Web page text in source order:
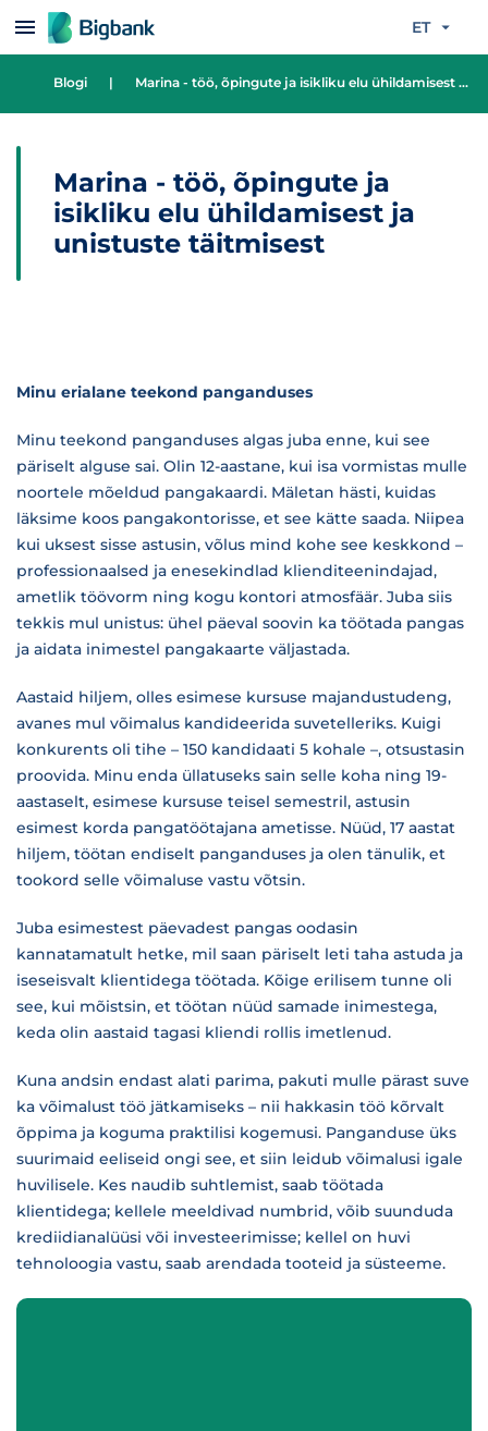
Liigu edasi põhisisu juurde ET
Blogi | Marina - töö, õpingute ja isikliku elu ühildamisest ja unistuste täitmisest
Marina - töö, õpingute ja
isikliku elu ühildamisest ja
unistuste täitmisest
Minu erialane teekond panganduses
Minu teekond panganduses algas juba enne, kui see
päriselt alguse sai. Olin 12-aastane, kui isa vormistas mulle
noortele mõeldud pangakaardi. Mäletan hästi, kuidas
läksime koos pangakontorisse, et see kätte saada. Niipea
kui uksest sisse astusin, võlus mind kohe see keskkond –
professionaalsed ja enesekindlad klienditeenindajad,
ametlik töövorm ning kogu kontori atmosfäär. Juba siis
tekkis mul unistus: ühel päeval soovin ka töötada pangas
ja aidata inimestel pangakaarte väljastada.
Aastaid hiljem, olles esimese kursuse majandustudeng,
avanes mul võimalus kandideerida suvetelleriks. Kuigi
konkurents oli tihe – 150 kandidaati 5 kohale –, otsustasin
proovida. Minu enda üllatuseks sain selle koha ning 19-
aastaselt, esimese kursuse teisel semestril, astusin
esimest korda pangatöötajana ametisse. Nüüd, 17 aastat
hiljem, töötan endiselt panganduses ja olen tänulik, et
tookord selle võimaluse vastu võtsin.
Juba esimestest päevadest pangas oodasin
kannatamatult hetke, mil saan päriselt leti taha astuda ja
iseseisvalt klientidega töötada. Kõige erilisem tunne oli
see, kui mõistsin, et töötan nüüd samade inimestega,
keda olin aastaid tagasi kliendi rollis imetlenud.
Kuna andsin endast alati parima, pakuti mulle pärast suve
ka võimalust töö jätkamiseks – nii hakkasin töö kõrvalt
õppima ja koguma praktilisi kogemusi. Panganduse üks
suurimaid eeliseid ongi see, et siin leidub võimalusi igale
huvilisele. Kes naudib suhtlemist, saab töötada
klientidega; kellele meeldivad numbrid, võib suunduda
krediidianalüüsi või investeerimisse; kellel on huvi
tehnoloogia vastu, saab arendada tooteid ja süsteeme.